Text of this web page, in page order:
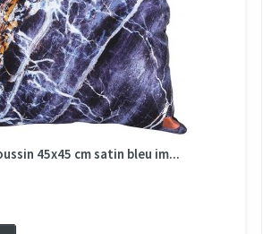
45x45 cm satin bleu im...